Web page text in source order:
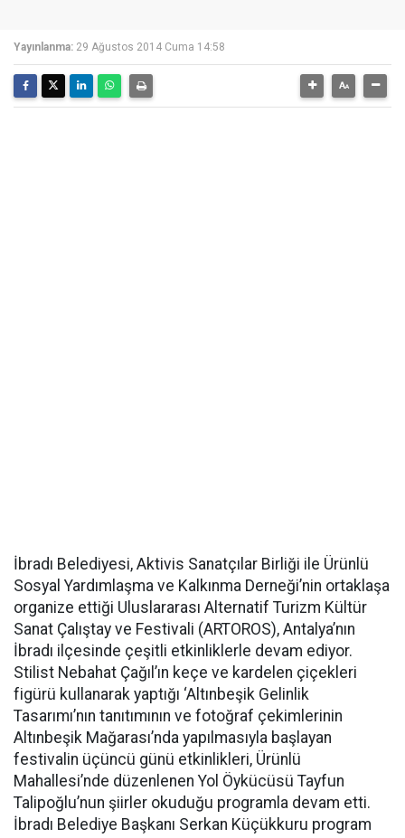
Yayınlanma: 29 Ağustos 2014 Cuma 14:58
İbradı Belediyesi, Aktivis Sanatçılar Birliği ile Ürünlü
Sosyal Yardımlaşma ve Kalkınma Derneği’nin ortaklaşa
organize ettiği Uluslararası Alternatif Turizm Kültür
Sanat Çalıştay ve Festivali (ARTOROS), Antalya’nın
İbradı ilçesinde çeşitli etkinliklerle devam ediyor.
Stilist Nebahat Çağıl’ın keçe ve kardelen çiçekleri
figürü kullanarak yaptığı ‘Altınbeşik Gelinlik
Tasarımı’nın tanıtımının ve fotoğraf çekimlerinin
Altınbeşik Mağarası’nda yapılmasıyla başlayan
festivalin üçüncü günü etkinlikleri, Ürünlü
Mahallesi’nde düzenlenen Yol Öykücüsü Tayfun
Talipoğlu’nun şiirler okuduğu programla devam etti.
İbradı Belediye Başkanı Serkan Küçükkuru program